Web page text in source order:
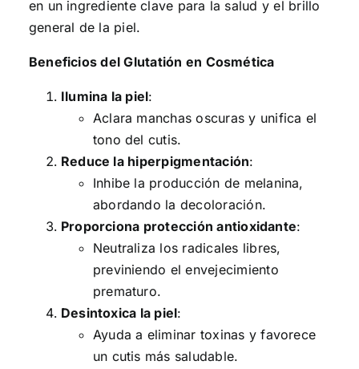
en un ingrediente clave para la salud y el brillo
general de la piel.
Beneficios del Glutatión en Cosmética
Ilumina la piel:
Aclara manchas oscuras y unifica el
tono del cutis.
Reduce la hiperpigmentación:
Inhibe la producción de melanina,
abordando la decoloración.
Proporciona protección antioxidante:
Neutraliza los radicales libres,
previniendo el envejecimiento
prematuro.
Desintoxica la piel:
Ayuda a eliminar toxinas y favorece
un cutis más saludable.